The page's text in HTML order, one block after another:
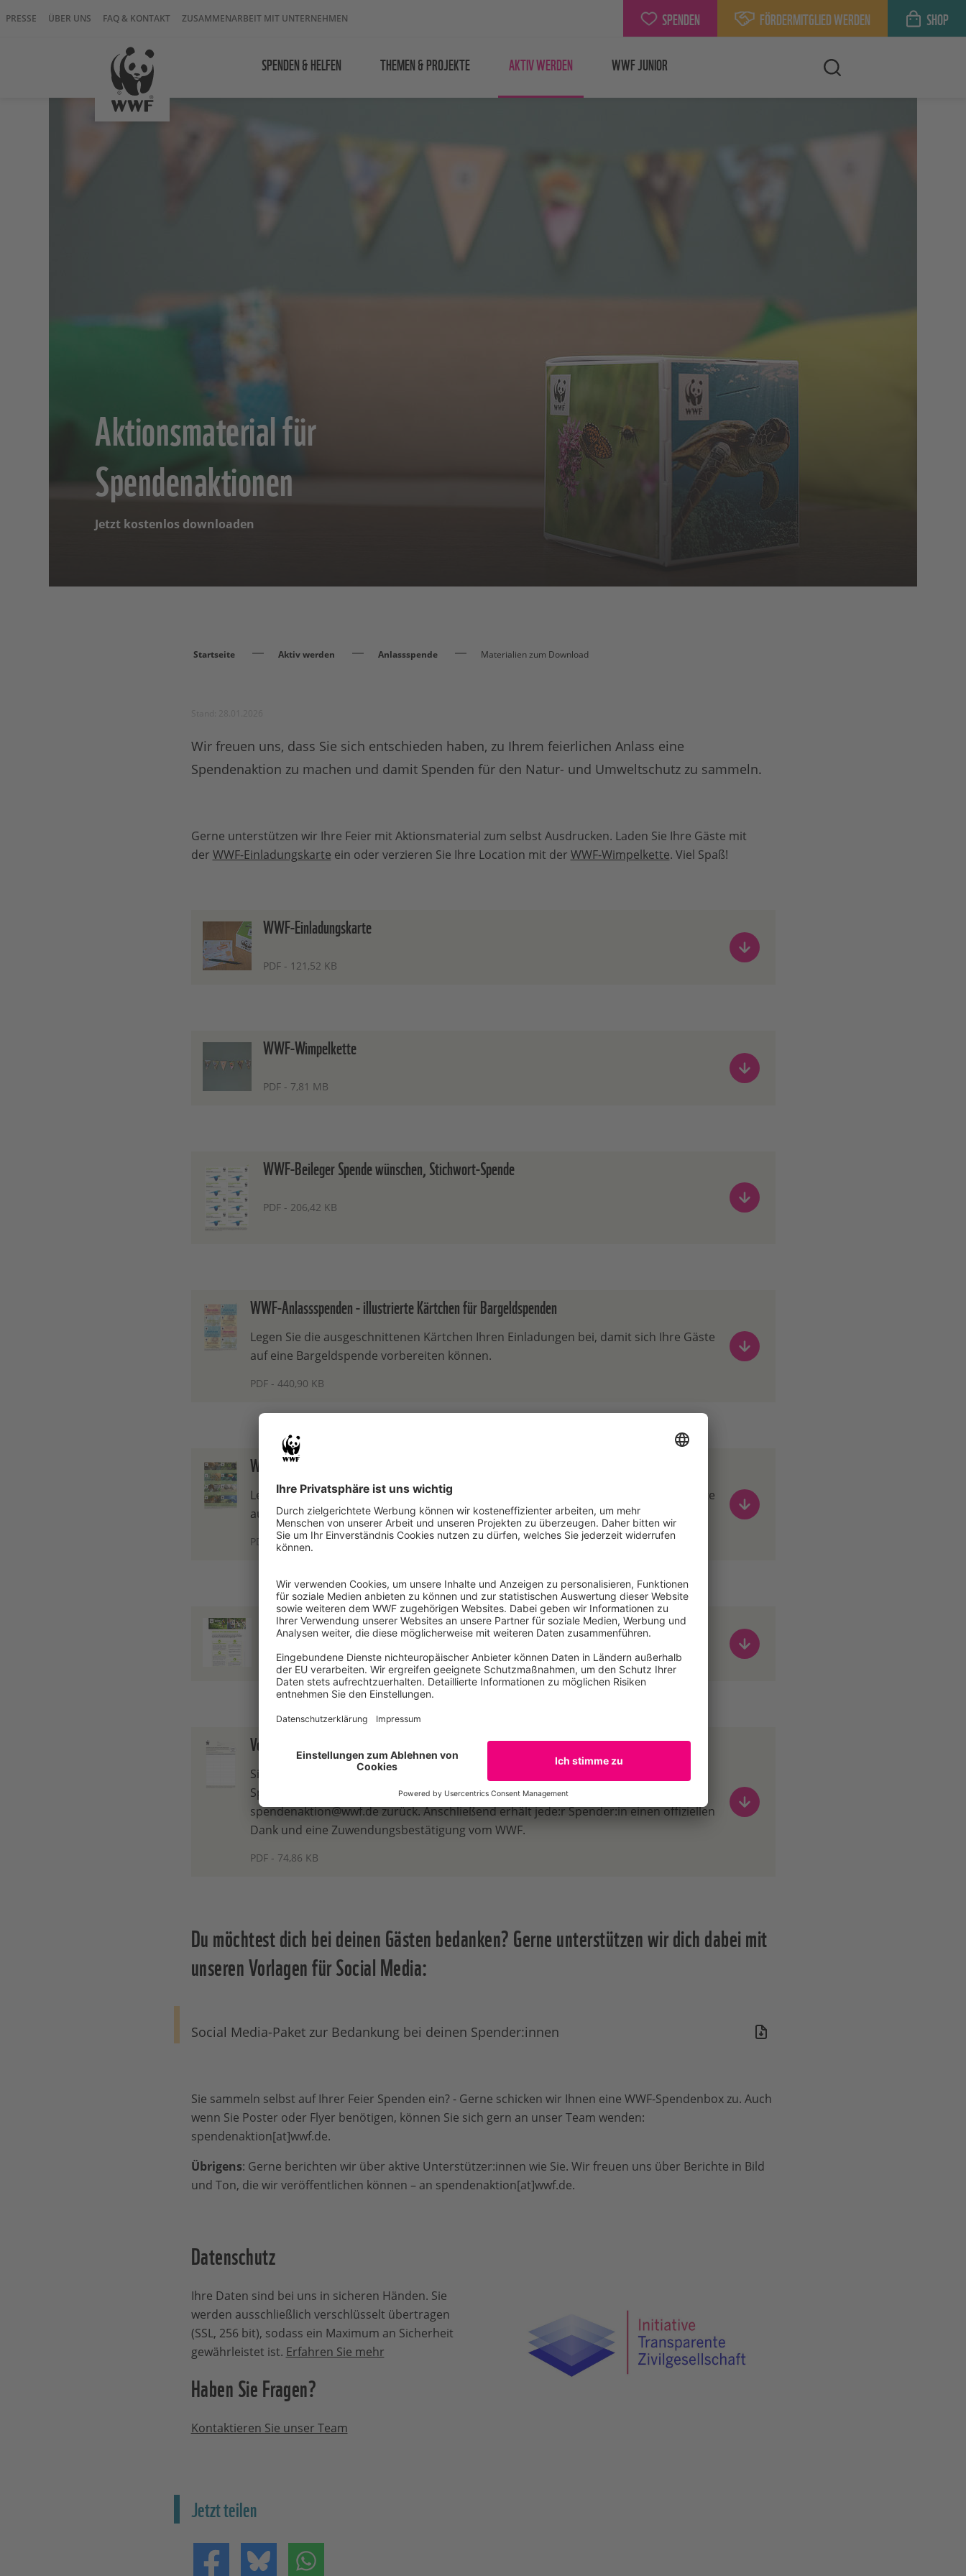
PRESSE ÜBER UNS FAQ & KONTAKT ZUSAMMENARBEIT MIT UNTERNEHMEN SPENDEN FÖRDERMITGLIED WERDEN SHOP
SPENDEN & HELFEN THEMEN & PROJEKTE AKTIV WERDEN WWF JUNIOR
Aktionsmaterial für
Spendenaktionen
Jetzt kostenlos downloaden
Startseite Aktiv werden Anlassspende Materialien zum Download
Wir freuen uns, dass Sie sich entschieden haben, zu Ihrem feierlichen Anlass eine
Spendenaktion zu machen und damit Spenden für den Natur- und Umweltschutz zu sammeln.
Gerne unterstützen wir Ihre Feier mit Aktionsmaterial zum selbst Ausdrucken. Laden Sie Ihre Gäste mit
der WWF-Einladungskarte ein oder verzieren Sie Ihre Location mit der WWF-Wimpelkette. Viel Spaß!
WWF-Einladungskarte
PDF - 121,52 KB
WWF-Wimpelkette
PDF - 7,81 MB
WWF-Beileger Spende wünschen, Stichwort-Spende
PDF - 206,42 KB
WWF-Anlassspenden - illustrierte Kärtchen für Bargeldspenden
Legen Sie die ausgeschnittenen Kärtchen Ihren Einladungen bei, damit sich Ihre Gäste
auf eine Bargeldspende vorbereiten können.
PDF - 440,90 KB
WWF-Anlassspenden - Kärtchen mit Tierfotos für Bargeldspenden
Legen Sie die ausgeschnittenen Kärtchen Ihren Einladungen bei, damit sich Ihre Gäste
auf eine Bargeldspende vorbereiten können.
PDF - 3,16 MB
Tipps zum Spenden sammeln und deine Online-Spendenaktion
PDF - 380,10 KB
Vorlage Spenderliste
Sie sammeln Bargeldspenden? Notieren Sie die Namen und Beträge der
Spender:innen unkompliziert mit dieser Spenderliste und senden diese an
spendenaktion@wwf.de zurück. Anschließend erhält jede:r Spender:in einen offiziellen
Dank und eine Zuwendungsbestätigung vom WWF.
PDF - 74,86 KB
Du möchtest dich bei deinen Gästen bedanken? Gerne unterstützen wir dich dabei mit
unseren Vorlagen für Social Media:
Social Media-Paket zur Bedankung bei deinen Spender:innen
Sie sammeln selbst auf Ihrer Feier Spenden ein? - Gerne schicken wir Ihnen eine WWF-Spendenbox zu. Auch
wenn Sie Poster oder Flyer benötigen, können Sie sich gern an unser Team wenden:
spendenaktion[at]wwf.de.
Übrigens: Gerne berichten wir über aktive Unterstützer:innen wie Sie. Wir freuen uns über Berichte in Bild
und Ton, die wir veröffentlichen können – an spendenaktion[at]wwf.de.
Datenschutz
Ihre Daten sind bei uns in sicheren Händen. Sie
werden ausschließlich verschlüsselt übertragen
(SSL, 256 bit), sodass ein Maximum an Sicherheit
gewährleistet ist. Erfahren Sie mehr
Haben Sie Fragen?
Kontaktieren Sie unser Team
Jetzt teilen
Teilen auf FacebookTeilen auf Bluesky